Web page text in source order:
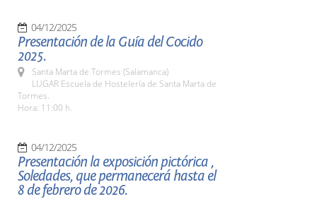
04/12/2025
Presentación de la Guía del Cocido
2025.
Santa Marta de Tormes (Salamanca)
LUGAR Escuela de Hostelería de Santa Marta de
Tormes.
Hora: 11:00 h.
04/12/2025
Presentación la exposición pictórica ,
Soledades, que permanecerá hasta el
8 de febrero de 2026.